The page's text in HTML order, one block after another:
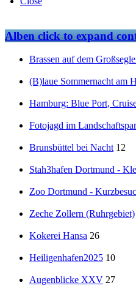
Albenclick to expand
Brassen auf dem
(B)laue Sommernacht am
Hamburg: Blue Port,
Fotojagd im
Brunsbüttel bei Nacht 12
Stah3hafen Dortmund -
Zoo Dortmund -
Zeche Zollern (Ruhrgebiet)
Kokerei Hansa 26
Heiligenhafen2025 10
Augenblicke XXV 27